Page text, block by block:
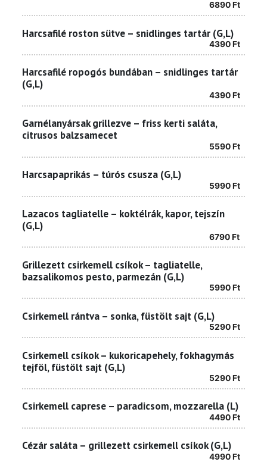
6890Ft
Harcsafilé roston sütve – snidlinges tartár (G,L)
4390Ft
Harcsafilé ropogós bundában – snidlinges tartár
(G,L)
4390Ft
Garnélanyársak grillezve – friss kerti saláta,
citrusos balzsamecet
5590Ft
Harcsapaprikás – túrós csusza (G,L)
5990Ft
Lazacos tagliatelle – koktélrák, kapor, tejszín
(G,L)
6790Ft
Grillezett csirkemell csíkok – tagliatelle,
bazsalikomos pesto, parmezán (G,L)
5990Ft
Csirkemell rántva – sonka, füstölt sajt (G,L)
5290Ft
Csirkemell csíkok – kukoricapehely, fokhagymás
tejföl, füstölt sajt (G,L)
5290Ft
Csirkemell caprese – paradicsom, mozzarella (L)
4490Ft
Cézár saláta – grillezett csirkemell csíkok (G,L)
4990Ft